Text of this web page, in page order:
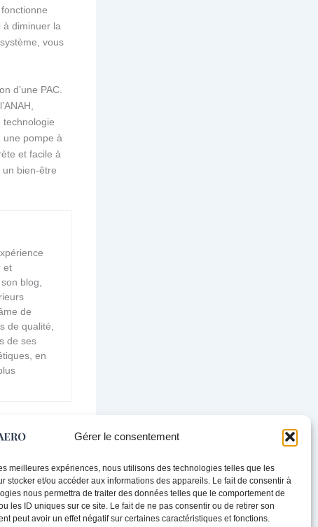
Gérer le consentement
meilleures expériences, nous utilisons des technologies telles que les
stocker et/ou accéder aux informations des appareils. Le fait de consentir à
nous permettra de traiter des données telles que le comportement de
les ID uniques sur ce site. Le fait de ne pas consentir ou de retirer son
peut avoir un effet négatif sur certaines caractéristiques et fonctions.
à diminuer la
vous
d’une PAC.
technologie
une pompe à
et facile à
bien-être
et
blog,
de
de qualité,
de ses
en
Moderniser sa salle à manger en merisier : astuces pratiques